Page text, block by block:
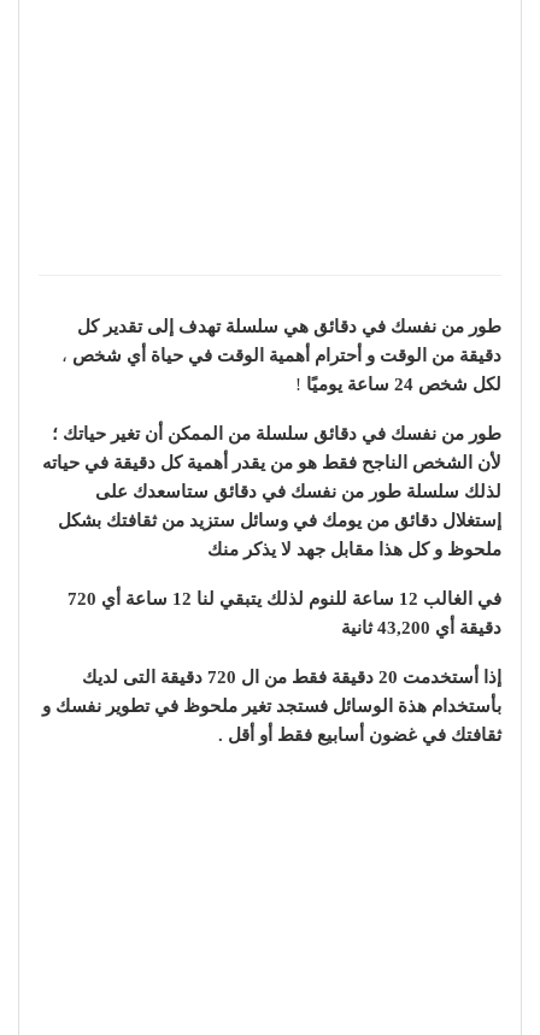
طور من نفسك في دقائق هي سلسلة تهدف إلى تقدير كل
دقيقة من الوقت و أحترام أهمية الوقت في حياة أي شخص ،
لكل شخص 24 ساعة يوميًا
!
طور من نفسك في دقائق سلسلة من الممكن أن تغير حياتك ؛
لأن الشخص الناجح فقط هو من يقدر أهمية كل دقيقة في حياته
لذلك سلسلة طور من نفسك في دقائق ستاسعدك على
إستغلال دقائق من يومك في وسائل ستزيد من ثقافتك بشكل
ملحوظ و كل هذا مقابل جهد لا يذكر منك
في الغالب 12 ساعة للنوم لذلك يتبقي لنا 12 ساعة أي 720
دقيقة أي 43,200 ثانية
إذا أستخدمت 20 دقيقة فقط من ال 720 دقيقة التى لديك
بأستخدام هذة الوسائل فستجد تغير ملحوظ في تطوير نفسك و
ثقافتك في غضون أسابيع فقط أو أقل .